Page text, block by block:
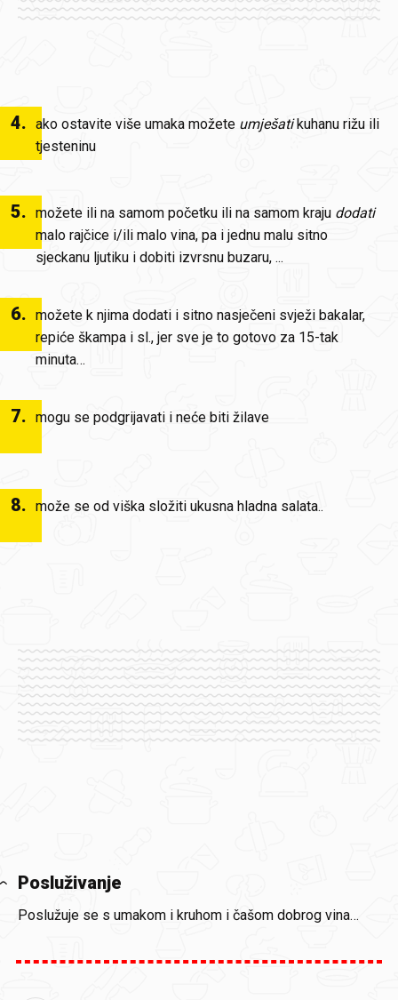
4. ako ostavite više umaka možete umješatikuhanu rižu ili
tjesteninu
5. možete ili na samom početku ili na samom kraju dodati
malo rajčice i/ili malo vina, pa i jednu malu sitno
sjeckanu ljutiku i dobiti izvrsnu buzaru, ...
6. možete k njima dodati i sitno nasječeni svježi bakalar,
repiće škampa i sl., jer sve je to gotovo za 15-tak
minuta…
7. mogu se podgrijavati i neće biti žilave
8. može se od viška složiti ukusna hladna salata..
Posluživanje
Poslužuje se s umakom i kruhom i čašom dobrog vina…